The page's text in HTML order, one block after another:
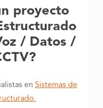
proyecto
/ Datos /
enSistemas de